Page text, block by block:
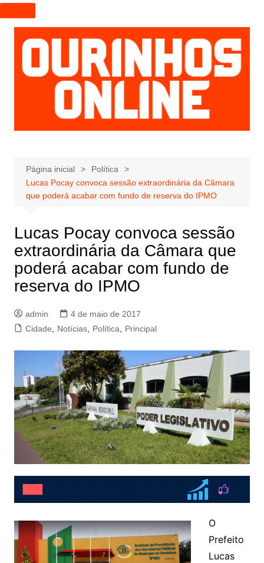
I
r
p
a
r
a
e
ú
d
Página inicial
Política
Lucas Pocay convoca sessão extraordinária da Câmara
que poderá acabar com fundo de reserva do IPMO
Lucas Pocay convoca sessão
extraordinária da Câmara que
poderá acabar com fundo de
reserva do IPMO
admin
4 de maio de 2017
Cidade
Notícias, Política Principal
O
Prefeito
Lucas